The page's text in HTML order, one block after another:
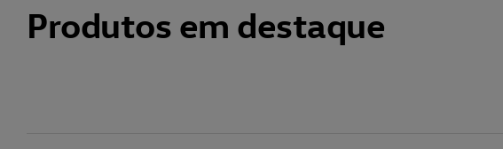
Produtos em destaque